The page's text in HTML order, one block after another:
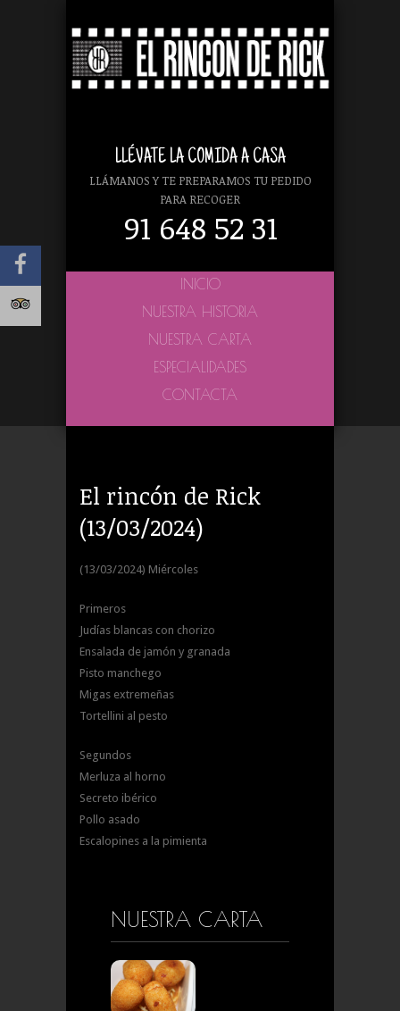
LLÉVATE LA COMIDA A CASA
LLÁMANOS Y TE PREPARAMOS TU PEDIDO
PARA RECOGER
91 648 52 31
INICIO
NUESTRA HISTORIA
NUESTRA CARTA
ESPECIALIDADES
CONTACTA
El rincón de Rick
(13/03/2024)
(13/03/2024) Miércoles
Primeros
Judías blancas con chorizo
Ensalada de jamón y granada
Pisto manchego
Migas extremeñas
Tortellini al pesto
Segundos
Merluza al horno
Secreto ibérico
Pollo asado
Escalopines a la pimienta
NUESTRA CARTA